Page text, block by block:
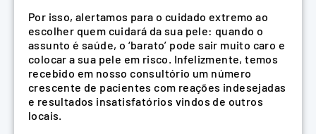
Por isso, alertamos para o cuidado extremo ao
escolher quem cuidará da sua pele: quando o
assunto é saúde, o ‘barato’ pode sair muito caro e
colocar a sua pele em risco. Infelizmente, temos
recebido em nosso consultório um número
crescente de pacientes com reações indesejadas
e resultados insatisfatórios vindos de outros
locais.